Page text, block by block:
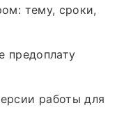
тему, сроки,
предоплату
работы для